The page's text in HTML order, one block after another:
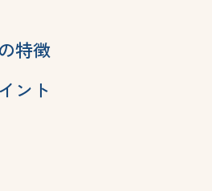
特徴
ント